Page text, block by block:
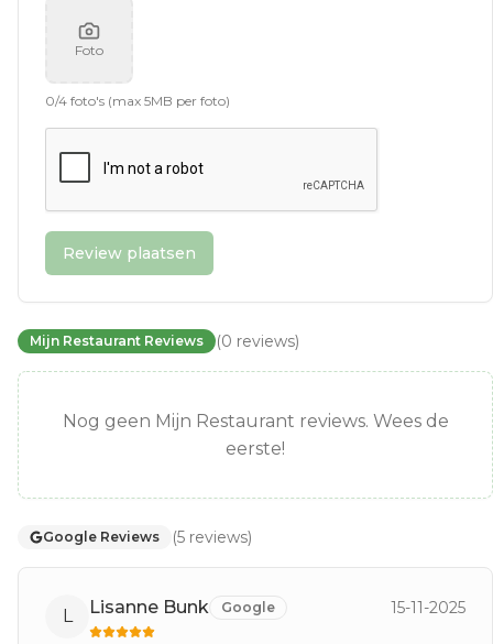
Foto
0/4 foto's (max 5MB per foto)
Review plaatsen
Mijn Restaurant Reviews (0 reviews)
Nog geen Mijn Restaurant reviews. Wees de
eerste!
Google Reviews (5 reviews)
L Lisanne Bunk Google 15-11-2025